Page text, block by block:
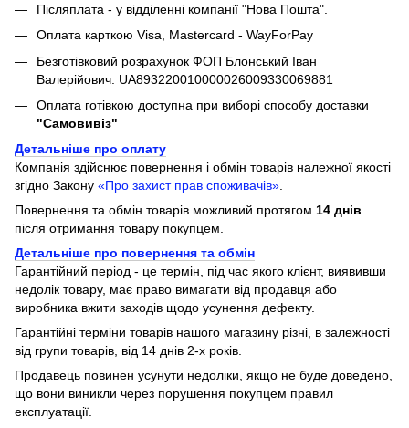
Післяплата - у відділенні компанії "Нова Пошта".
Оплата карткою Visa, Mastercard - WayForPay
Безготівковий розрахунок ФОП Блонський Іван
Валерійович: UA893220010000026009330069881
Оплата готівкою доступна при виборі способу доставки
"Самовивіз"
Детальніше про оплату
Компанія здійснює повернення і обмін товарів належної якості
згідно Закону «Про захист прав споживачів».
Повернення та обмін товарів можливий протягом 14 днів
після отримання товару покупцем.
Детальніше про повернення та обмін
Гарантійний період - це термін, під час якого клієнт, виявивши
недолік товару, має право вимагати від продавця або
виробника вжити заходів щодо усунення дефекту.
Гарантійні терміни товарів нашого магазину різні, в залежності
від групи товарів, від 14 днів 2-х років.
Продавець повинен усунути недоліки, якщо не буде доведено,
що вони виникли через порушення покупцем правил
експлуатації.